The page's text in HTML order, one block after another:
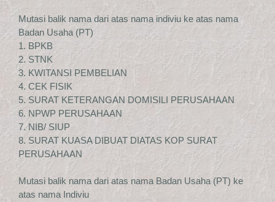
Mutasi balik nama dari atas nama indiviu ke atas nama
Badan Usaha (PT)
1. BPKB
2. STNK
3. KWITANSI PEMBELIAN
4. CEK FISIK
5. SURAT KETERANGAN DOMISILI PERUSAHAAN
6. NPWP PERUSAHAAN
7. NIB/ SIUP
8. SURAT KUASA DIBUAT DIATAS KOP SURAT
PERUSAHAAN
Mutasi balik nama dari atas nama Badan Usaha (PT) ke
atas nama Indiviu